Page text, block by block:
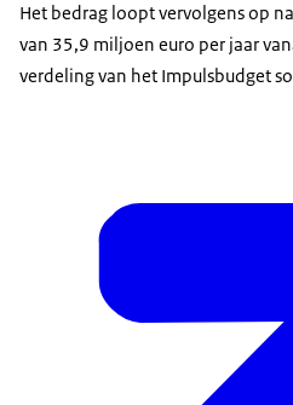
Het bedrag loopt vervolgens op
van 35,9 miljoen euro per jaar
verdeling van het Impulsbudget